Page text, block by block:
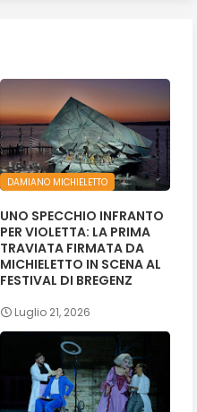
DAMIANO MICHIELETTO
UNO SPECCHIO INFRANTO
PER VIOLETTA: LA PRIMA
TRAVIATA FIRMATA DA
MICHIELETTO IN SCENA AL
FESTIVAL DI BREGENZ
Luglio 21, 2026